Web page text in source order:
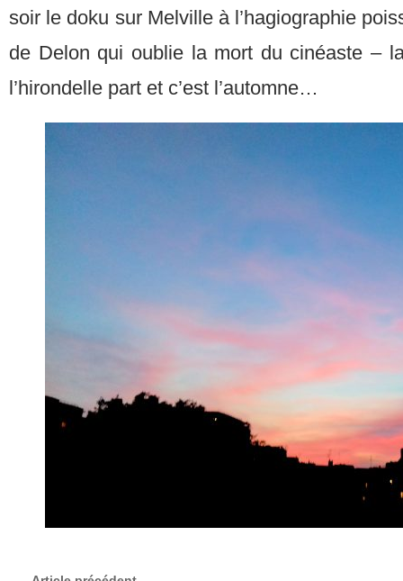
soir le doku sur Melville à l’hagiographie
de Delon qui oublie la mort du cinéaste –
l’hirondelle part et c’est l’automne…